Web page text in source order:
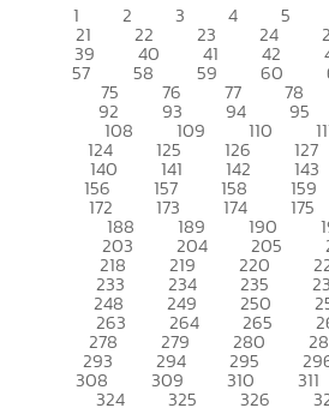
1 2 3 4 5
21 22 23 24
39 40 41 42
57 58 59 60
75 76 77 78
92 93 94 95
108 109 110
124 125 126 127
140 141 142 143
156 157 158 159
172 173 174 175
188 189 190
203 204 205
218 219 220
233 234 235
248 249 250
263 264 265
278 279 280
293 294 295
308 309 310 311
324 325 326